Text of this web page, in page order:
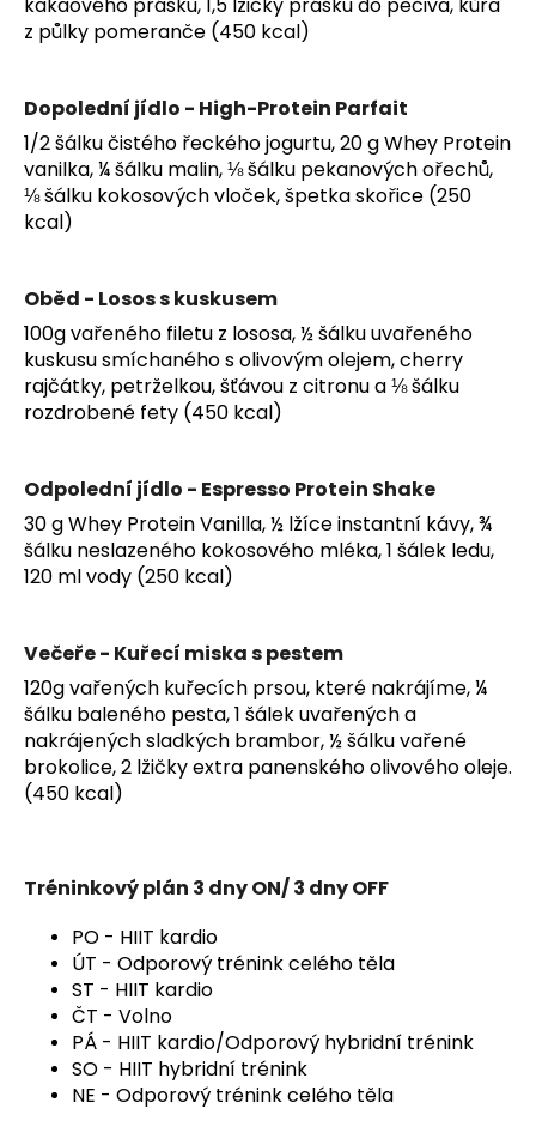
kakaového prášku, 1,5 lžičky prášku do pečiva, kůra
z půlky pomeranče (450 kcal)
Dopolední jídlo - High-Protein Parfait
1/2 šálku čistého řeckého jogurtu, 20 g Whey Protein
vanilka, ¼ šálku malin, ⅛ šálku pekanových ořechů,
⅛ šálku kokosových vloček, špetka skořice (250
kcal)
Oběd - Losos s kuskusem
100g vařeného filetu z lososa, ½ šálku uvařeného
kuskusu smíchaného s olivovým olejem, cherry
rajčátky, petrželkou, šťávou z citronu a ⅛ šálku
rozdrobené fety (450 kcal)
Odpolední jídlo - Espresso Protein Shake
30 g Whey Protein Vanilla, ½ lžíce instantní kávy, ¾
šálku neslazeného kokosového mléka, 1 šálek ledu,
120 ml vody (250 kcal)
Večeře - Kuřecí miska s pestem
120g vařených kuřecích prsou, které nakrájíme, ¼
šálku baleného pesta, 1 šálek uvařených a
nakrájených sladkých brambor, ½ šálku vařené
brokolice, 2 lžičky extra panenského olivového oleje.
(450 kcal)
Tréninkový plán 3 dny ON/ 3 dny OFF
PO - HIIT kardio
ÚT - Odporový trénink celého těla
ST - HIIT kardio
ČT - Volno
PÁ - HIIT kardio/Odporový hybridní trénink
SO - HIIT hybridní trénink
NE - Odporový trénink celého těla